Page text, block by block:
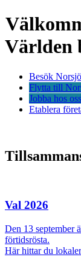
Världen
Besök
Flytta till
Jobba hos oss
Etablera
Val 2026
Den 13 september
förtidsrösta.
Här hittar du